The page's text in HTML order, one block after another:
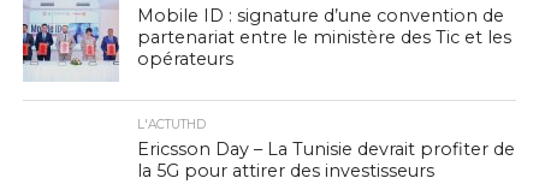
Mobile ID : signature d’une convention de
partenariat entre le ministère des Tic et les
opérateurs
L'ACTUTHD
Ericsson Day – La Tunisie devrait profiter de
la 5G pour attirer des investisseurs